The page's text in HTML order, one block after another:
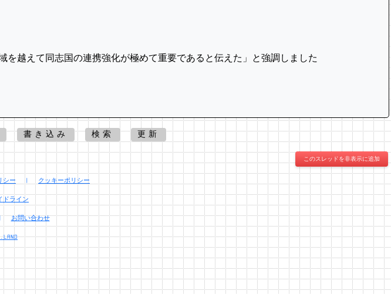
越えて同志国の連携強化が極めて重要であると伝えた」と強調しました
書き込み 検索 更新
このスレッドを非表示に追加
シー | クッキーポリシー
ドライン
お問い合わせ